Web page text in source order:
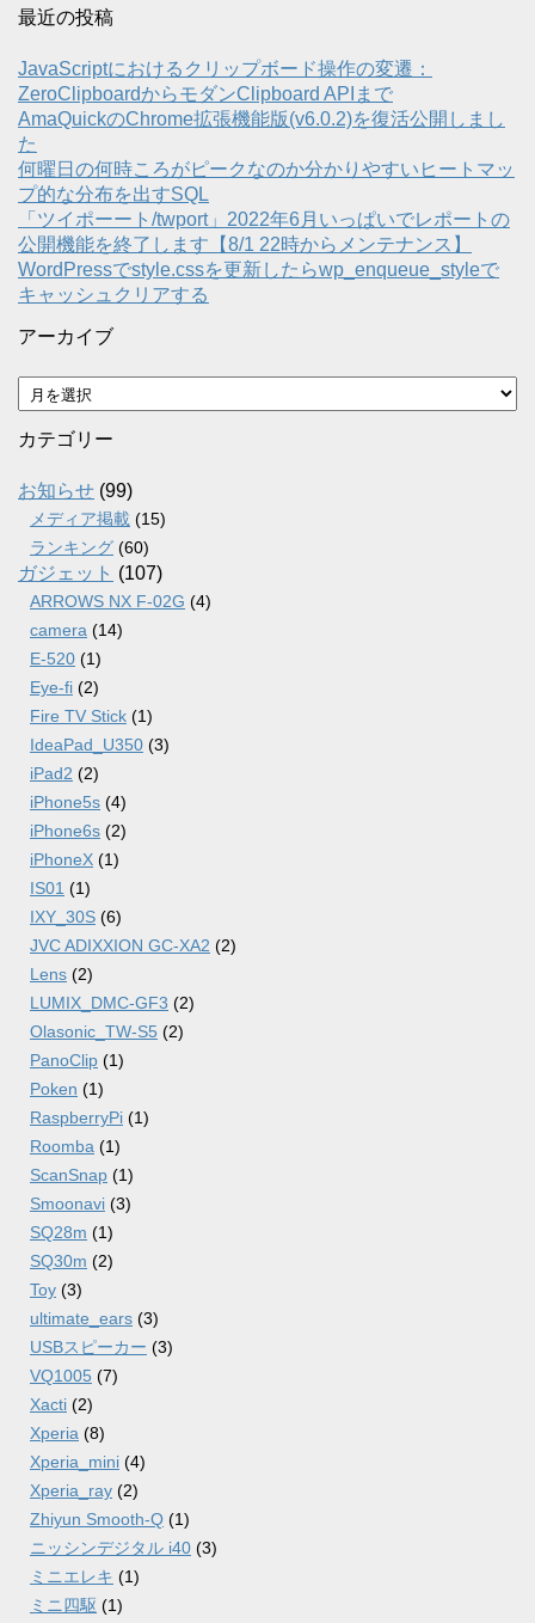
最近の投稿
JavaScriptにおけるクリップボード操作の変遷：
ZeroClipboardからモダンClipboard APIまで
AmaQuickのChrome拡張機能版(v6.0.2)を復活公開しまし
た
何曜日の何時ころがピークなのか分かりやすいヒートマッ
プ的な分布を出すSQL
「ツイポーート/twport」2022年6月いっぱいでレポートの
公開機能を終了します【8/1 22時からメンテナンス】
WordPressでstyle.cssを更新したらwp_enqueue_styleで
キャッシュクリアする
アーカイブ
ア
ー
カ
ブ
カテゴリー
お知らせ (99)
メディア掲載 (15)
ランキング (60)
ガジェット (107)
ARROWS NX F-02G (4)
camera (14)
E-520 (1)
Eye-fi (2)
Fire TV Stick (1)
IdeaPad_U350 (3)
iPad2 (2)
iPhone5s (4)
iPhone6s (2)
iPhoneX (1)
IS01 (1)
IXY_30S (6)
JVC ADIXXION GC-XA2 (2)
Lens (2)
LUMIX_DMC-GF3 (2)
Olasonic_TW-S5 (2)
PanoClip (1)
Poken (1)
RaspberryPi (1)
Roomba (1)
ScanSnap (1)
Smoonavi (3)
SQ28m (1)
SQ30m (2)
Toy (3)
ultimate_ears (3)
USBスピーカー (3)
VQ1005 (7)
Xacti (2)
Xperia (8)
Xperia_mini (4)
Xperia_ray (2)
Zhiyun Smooth-Q (1)
ニッシンデジタル i40 (3)
ミニエレキ (1)
ミニ四駆 (1)